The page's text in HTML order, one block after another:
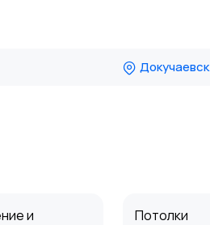
Докучаевск
и
Потолки